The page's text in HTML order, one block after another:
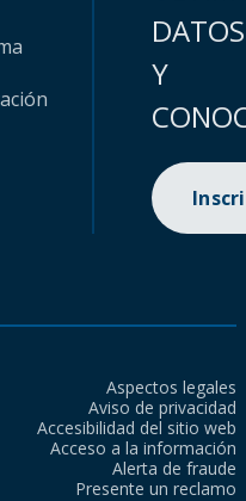
DATOS
Y
Aspectos legales
Aviso de privacidad
Accesibilidad del sitio web
Acceso a la información
Alerta de fraude
Presente un reclamo